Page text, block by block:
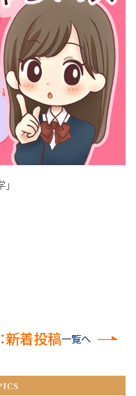
新着投稿一覧へ